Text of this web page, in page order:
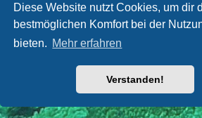
Diese Website nutzt Cookies, um dir
bestmöglichen Komfort bei der
bieten. Mehr erfahren
Verstanden!